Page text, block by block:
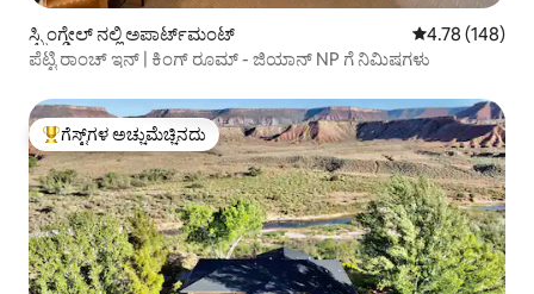
ಸ್ಪ್ರಿಂಗ್ಡೇಲ್ ನಲ್ಲಿ ಅಪಾರ್ಟ್‌ಮಂಟ್ 5 ರಲ್ಲಿ 4.78
4.78 (148)
ಪೆಟ್ಟಿ ರಾಂಚ್ ಇನ್ | ಕಿಂಗ್ ರೂಮ್ - ಜಿಯಾನ್ NP ಗೆ ನಿಮಿಷಗಳು
ಗೆಸ್ಟ್‌ಗಳಿಗೆ ಅತಿ ಹೆಚ್ಚು ಅಚ್ಚುಮೆಚ್ಚಿನದು
ಗೆಸ್ಟ್‌ಗಳ ಅಚ್ಚುಮೆಚ್ಚಿನದು